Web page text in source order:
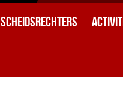
Scheidsrechters